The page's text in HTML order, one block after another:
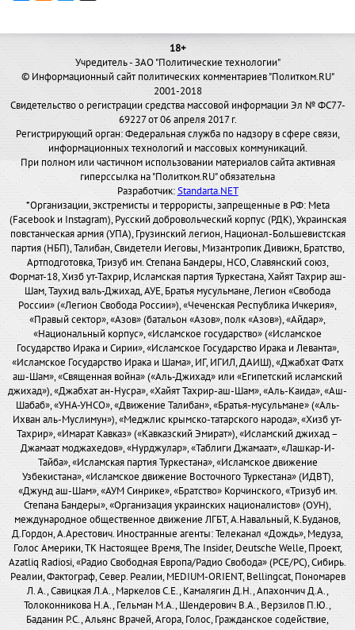
18+
Учредитель - ЗАО "Политические технологии"
© Информационный сайт политических комментариев "Политком.RU"
2001-2018
Свидетельство о регистрации средства массовой информации Эл № ФС77-
69227 от 06 апреля 2017 г.
Регистрирующий орган: Федеральная служба по надзору в сфере связи,
информационных технологий и массовых коммуникаций.
При полном или частичном использовании материалов сайта активная
гиперссылка на "Политком.RU" обязательна
Разработчик:Standarta.NET
*Организации, экстремисты и террористы, запрещенные в РФ: Meta
(Facebook и Instagram), Русский добровольческий корпус (РДК), Украинская
повстанческая армия (УПА), Грузинский легион, Национал-Большевистская
партия (НБП), Талибан, Свидетели Иеговы, Мизантропик Дивижн, Братство,
Артподготовка, Тризуб им. Степана Бандеры, НСО, Славянский союз,
Формат-18, Хизб ут-Тахрир, Исламская партия Туркестана, Хайят Тахрир аш-
Шам, Таухид валь-Джихад, АУЕ, Братья мусульмане, Легион «Свобода
России» («Легион Свобода России»), «Чеченская Республика Ичкерия»,
«Правый сектор», «Азов» (батальон «Азов», полк «Азов»), «Айдар»,
«Национальный корпус», «Исламское государство» («Исламское
Государство Ирака и Сирии», «Исламское Государство Ирака и Леванта»,
«Исламское Государство Ирака и Шама», ИГ, ИГИЛ, ДАИШ), «Джабхат Фатх
аш-Шам», «Священная война» («Аль-Джихад» или «Египетский исламский
джихад»), «Джабхат ан-Нусра», «Хайят Тахрир-аш-Шам», «Аль-Каида», «Аш-
Шабаб», «УНА-УНСО», «Движение Талибан», «Братья-мусульмане» («Аль-
Ихван аль-Муслимун»), «Меджлис крымско-татарского народа», «Хизб ут-
Тахрир», «Имарат Кавказ» («Кавказский Эмират»), «Исламский джихад –
Джамаат моджахедов», «Нурджулар», «Таблиги Джамаат», «Лашкар-И-
Тайба», «Исламская партия Туркестана», «Исламское движение
Узбекистана», «Исламское движение Восточного Туркестана» (ИДВТ),
«Джунд аш-Шам», «АУМ Синрике», «Братство» Корчинского, «Тризуб им.
Степана Бандеры», «Организация украинских националистов» (ОУН),
международное общественное движение ЛГБТ, А.Навальный, К.Буданов,
Д.Гордон, А.Арестович. Иностранные агенты: Телеканал «Дождь», Медуза,
Голос Америки, ТК Настоящее Время, The Insider, Deutsche Welle, Проект,
Azatliq Radiosi, «Радио Свободная Европа/Радио Свобода» (PCE/PC), Сибирь.
Реалии, Фактограф, Север. Реалии, MEDIUM-ORIENT, Bellingcat, Пономарев
Л. А., Савицкая Л.А., Маркелов С.Е., Камалягин Д.Н., Апахончич Д.А.,
Толоконникова Н.А., Гельман М.А., Шендерович В.А., Верзилов П.Ю.,
Баданин Р.С., Альянс Врачей, Агора, Голос, Гражданское содействие,